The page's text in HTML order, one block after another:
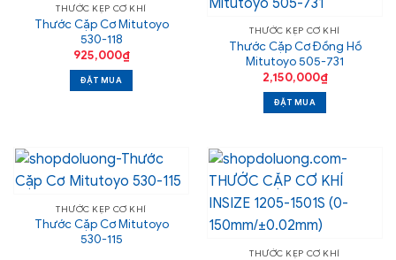
THƯỚC KẸP CƠ KHÍ
Thước Cặp Cơ Mitutoyo
530-118
925,000₫
ĐẶT MUA
THƯỚC KẸP CƠ KHÍ
Thước Cặp Cơ Đồng Hồ
Mitutoyo 505-731
2,150,000₫
ĐẶT MUA
THƯỚC KẸP CƠ KHÍ
Thước Cặp Cơ Mitutoyo
530-115
THƯỚC KẸP CƠ KHÍ